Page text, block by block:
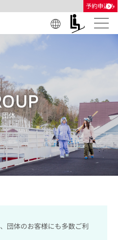
予約申込み
日本
Engl
한글
ภาษ
中国
体）
中國
體）
団体
団体のお客様にも多数ご利